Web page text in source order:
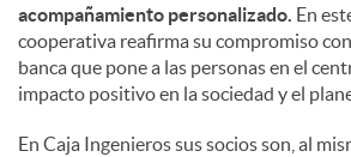
acompañamiento personalizado. En
cooperativa reafirma su compromiso
banca que pone a las personas en el
impacto positivo en la sociedad y el
En Caja Ingenieros sus socios son, al